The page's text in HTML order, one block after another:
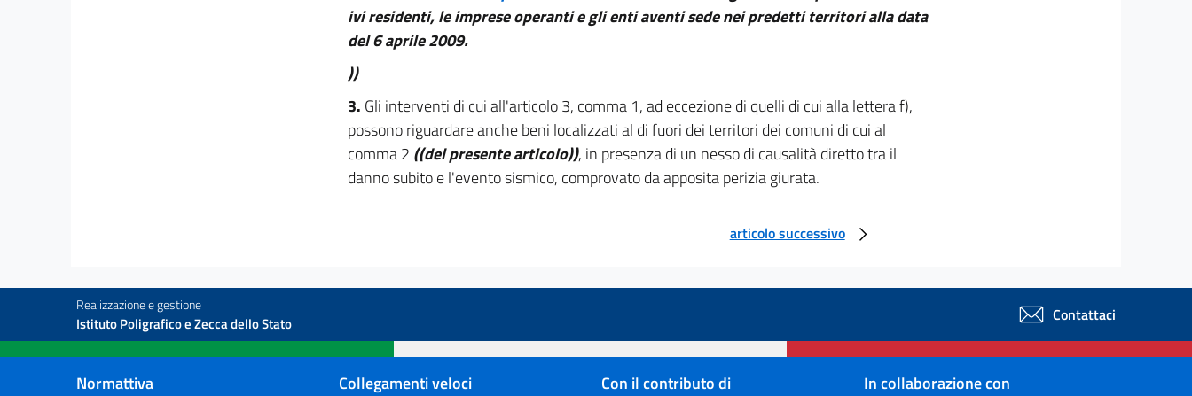
ivi residenti, le imprese operanti e gli enti aventi sede nei predetti territori alla data
del 6 aprile 2009.
))
3. Gli interventi di cui all'articolo 3, comma 1, ad eccezione di quelli di cui alla lettera f),
possono riguardare anche beni localizzati al di fuori dei territori dei comuni di cui al
comma 2 ((del presente articolo)), in presenza di un nesso di causalità diretto tra il
danno subito e l'evento sismico, comprovato da apposita perizia giurata.
articolo successivo
Realizzazione e gestione
Istituto Poligrafico e Zecca dello Stato Contattaci
Normattiva Collegamenti veloci Con il contributo di In collaborazione con